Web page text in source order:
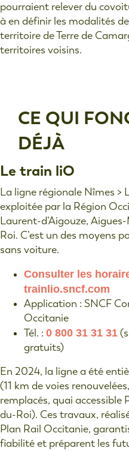
pourraient relever du
à en définir les modalités
territoire de Terre de
territoires voisins.
CE QUI
DÉJÀ
Le train liO
La ligne régionale Nîmes >
exploitée par la Région
Laurent-d’Aigouze,
Roi. C’est un des moyens
sans voiture.
Consulter les
trainlio.sncf.com
Application : SNCF
Occitanie
Tél. : 0 800 31 31 31
gratuits)
En 2024, la ligne a été
(11 km de voies
remplacés, quai accessible
du-Roi). Ces travaux,
Plan Rail Occitanie,
fiabilité et préparent les